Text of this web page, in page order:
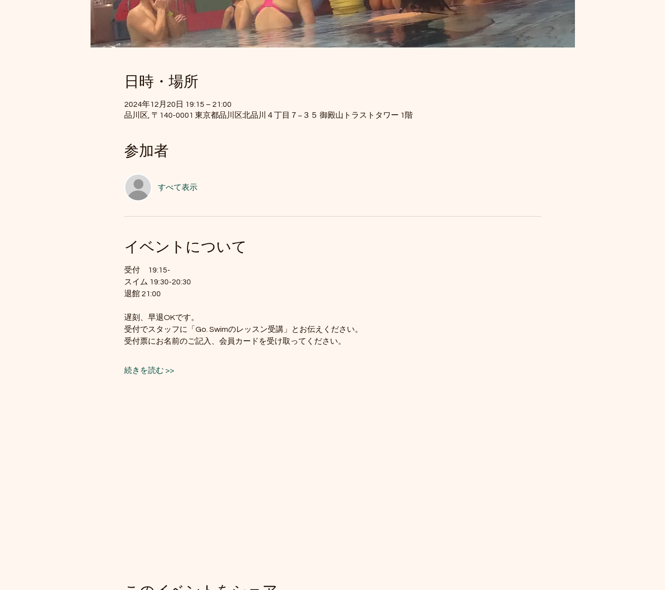
日時・場所
2024年12月20日 19:15 – 21:00
品川区, 〒140-0001 東京都品川区北品川４丁目７−３５ 御殿山トラストタワー 1階
参加者
すべて表示
イベントについて
受付　19:15-
スイム 19:30-20:30
退館 21:00
遅刻、早退OKです。
受付でスタッフに「Go. Swimのレッスン受講」とお伝えください。
受付票にお名前のご記入、会員カードを受け取ってください。
続きを読む >>